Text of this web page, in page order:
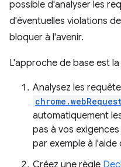
possible d'analyser les
d'éventuelles violations
bloquer à l'avenir.
L'approche de base est la
Analysez les
automatiquement
pas à vos
par exemple à l'aide
Créez une règle